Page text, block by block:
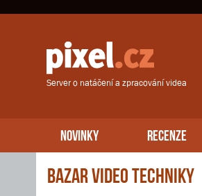
Server o natáčení a zpracování videa
NOVINKY RECENZE
Bazar video techniky